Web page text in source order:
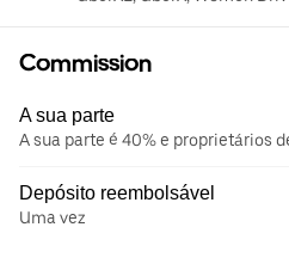
Commission
A sua parte
A sua parte é 40% e proprietários
Depósito reembolsável
Uma vez